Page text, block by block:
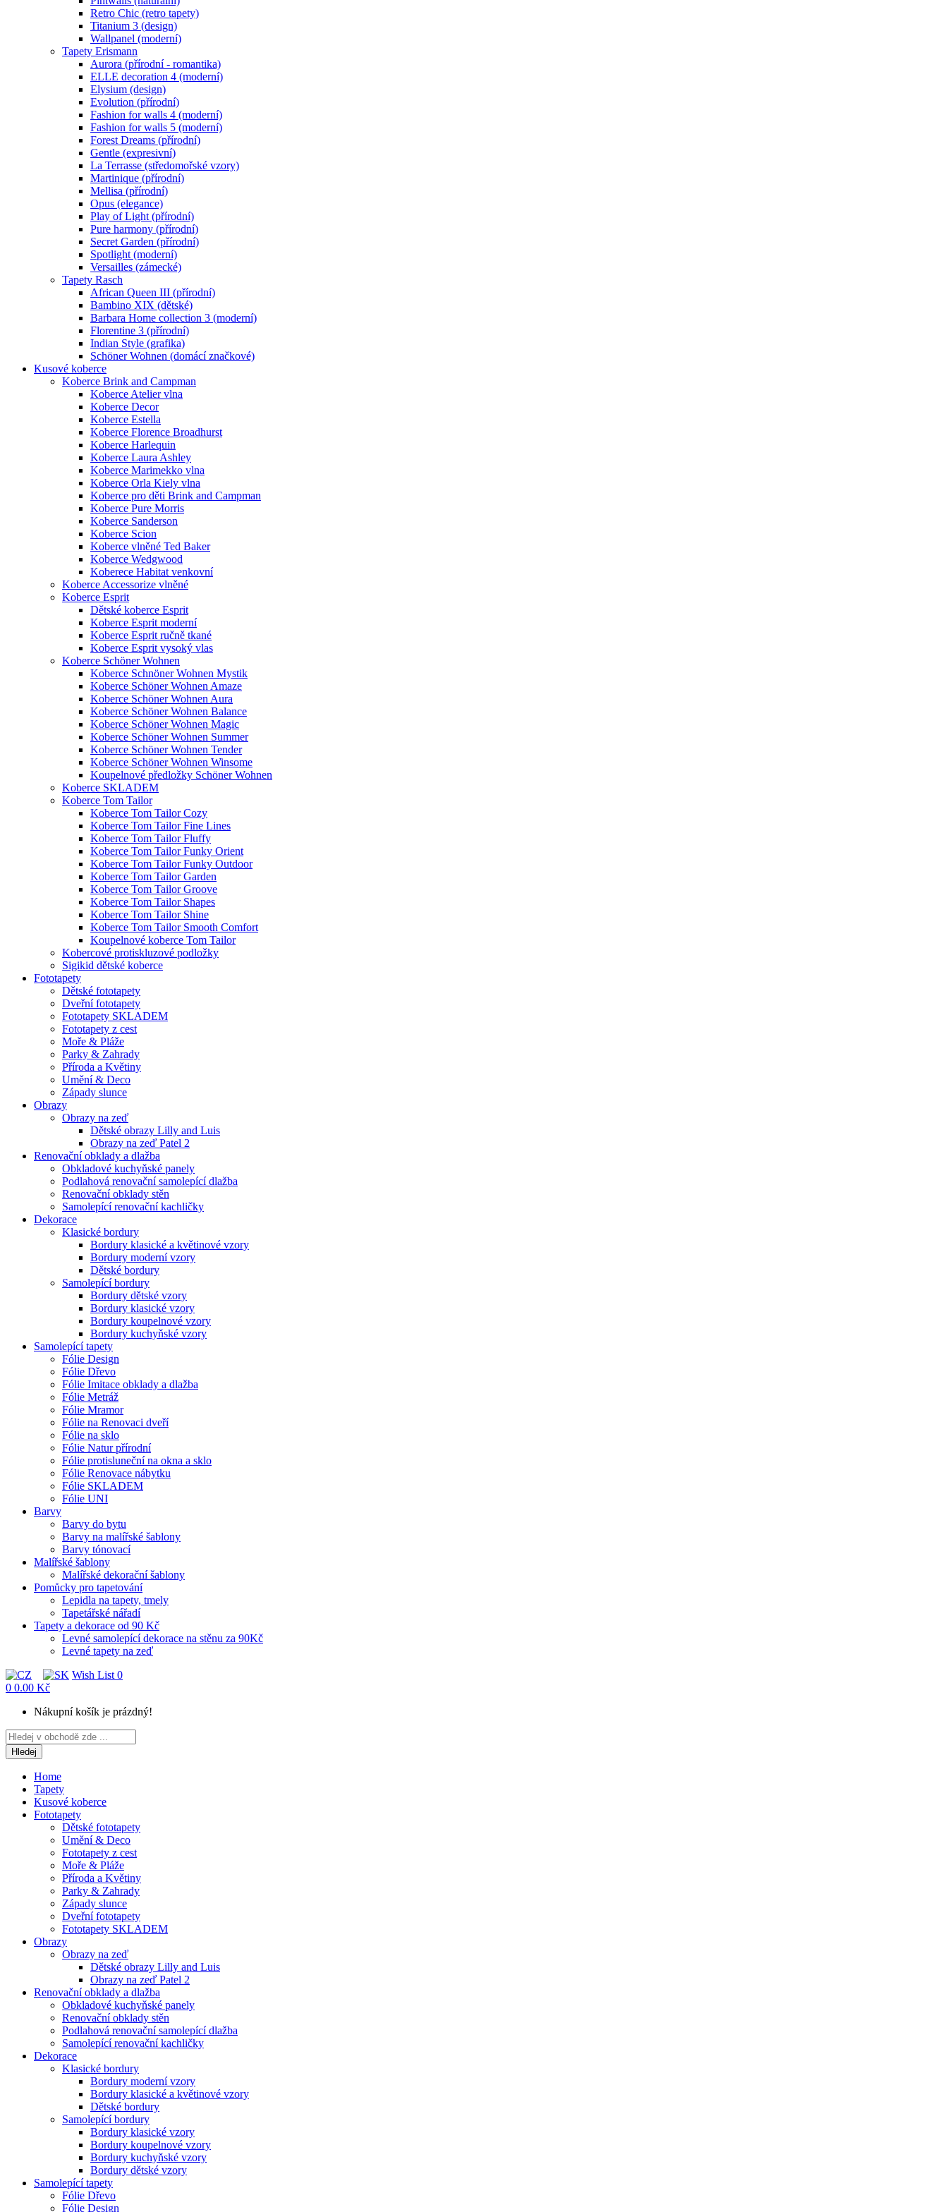
Retro Chic (retro tapety)
Titanium 3 (design)
Wallpanel (moderní)
Tapety Erismann
Aurora (přírodní - romantika)
ELLE decoration 4 (moderní)
Elysium (design)
Evolution (přírodní)
Fashion for walls 4 (moderní)
Fashion for walls 5 (moderní)
Forest Dreams (přírodní)
Gentle (expresivní)
La Terrasse (středomořské vzory)
Martinique (přírodní)
Mellisa (přírodní)
Opus (elegance)
Play of Light (přírodní)
Pure harmony (přírodní)
Secret Garden (přírodní)
Spotlight (moderní)
Versailles (zámecké)
Tapety Rasch
African Queen III (přírodní)
Bambino XIX (dětské)
Barbara Home collection 3 (moderní)
Florentine 3 (přírodní)
Indian Style (grafika)
Schöner Wohnen (domácí značkové)
Kusové koberce
Koberce Brink and Campman
Koberce Atelier vlna
Koberce Decor
Koberce Estella
Koberce Florence Broadhurst
Koberce Harlequin
Koberce Laura Ashley
Koberce Marimekko vlna
Koberce Orla Kiely vlna
Koberce pro děti Brink and Campman
Koberce Pure Morris
Koberce Sanderson
Koberce Scion
Koberce vlněné Ted Baker
Koberce Wedgwood
Koberece Habitat venkovní
Koberce Accessorize vlněné
Koberce Esprit
Dětské koberce Esprit
Koberce Esprit moderní
Koberce Esprit ručně tkané
Koberce Esprit vysoký vlas
Koberce Schöner Wohnen
Koberce Schnöner Wohnen Mystik
Koberce Schöner Wohnen Amaze
Koberce Schöner Wohnen Aura
Koberce Schöner Wohnen Balance
Koberce Schöner Wohnen Magic
Koberce Schöner Wohnen Summer
Koberce Schöner Wohnen Tender
Koberce Schöner Wohnen Winsome
Koupelnové předložky Schöner Wohnen
Koberce SKLADEM
Koberce Tom Tailor
Koberce Tom Tailor Cozy
Koberce Tom Tailor Fine Lines
Koberce Tom Tailor Fluffy
Koberce Tom Tailor Funky Orient
Koberce Tom Tailor Funky Outdoor
Koberce Tom Tailor Garden
Koberce Tom Tailor Groove
Koberce Tom Tailor Shapes
Koberce Tom Tailor Shine
Koberce Tom Tailor Smooth Comfort
Koupelnové koberce Tom Tailor
Kobercové protiskluzové podložky
Sigikid dětské koberce
Fototapety
Dětské fototapety
Dveřní fototapety
Fototapety SKLADEM
Fototapety z cest
Moře & Pláže
Parky & Zahrady
Příroda a Květiny
Umění & Deco
Západy slunce
Obrazy
Obrazy na zeď
Dětské obrazy Lilly and Luis
Obrazy na zeď Patel 2
Renovační obklady a dlažba
Obkladové kuchyňské panely
Podlahová renovační samolepící dlažba
Renovační obklady stěn
Samolepící renovační kachličky
Dekorace
Klasické bordury
Bordury klasické a květinové vzory
Bordury moderní vzory
Dětské bordury
Samolepící bordury
Bordury dětské vzory
Bordury klasické vzory
Bordury koupelnové vzory
Bordury kuchyňské vzory
Samolepící tapety
Fólie Design
Fólie Dřevo
Fólie Imitace obklady a dlažba
Fólie Metráž
Fólie Mramor
Fólie na Renovaci dveří
Fólie na sklo
Fólie Natur přírodní
Fólie protisluneční na okna a sklo
Fólie Renovace nábytku
Fólie SKLADEM
Fólie UNI
Barvy
Barvy do bytu
Barvy na malířské šablony
Barvy tónovací
Malířské šablony
Malířské dekorační šablony
Pomůcky pro tapetování
Lepidla na tapety, tmely
Tapetářské nářadí
Tapety a dekorace od 90 Kč
Levné samolepící dekorace na stěnu za 90Kč
Levné tapety na zeď
Wish List 0
0 0.00 Kč
Nákupní košík je prázdný!
Hledej
Home
Tapety
Kusové koberce
Fototapety
Dětské fototapety
Umění & Deco
Fototapety z cest
Moře & Pláže
Příroda a Květiny
Parky & Zahrady
Západy slunce
Dveřní fototapety
Fototapety SKLADEM
Obrazy
Obrazy na zeď
Dětské obrazy Lilly and Luis
Obrazy na zeď Patel 2
Renovační obklady a dlažba
Obkladové kuchyňské panely
Renovační obklady stěn
Podlahová renovační samolepící dlažba
Samolepící renovační kachličky
Dekorace
Klasické bordury
Bordury moderní vzory
Bordury klasické a květinové vzory
Dětské bordury
Samolepící bordury
Bordury klasické vzory
Bordury koupelnové vzory
Bordury kuchyňské vzory
Bordury dětské vzory
Samolepící tapety
Fólie Dřevo
Fólie Design